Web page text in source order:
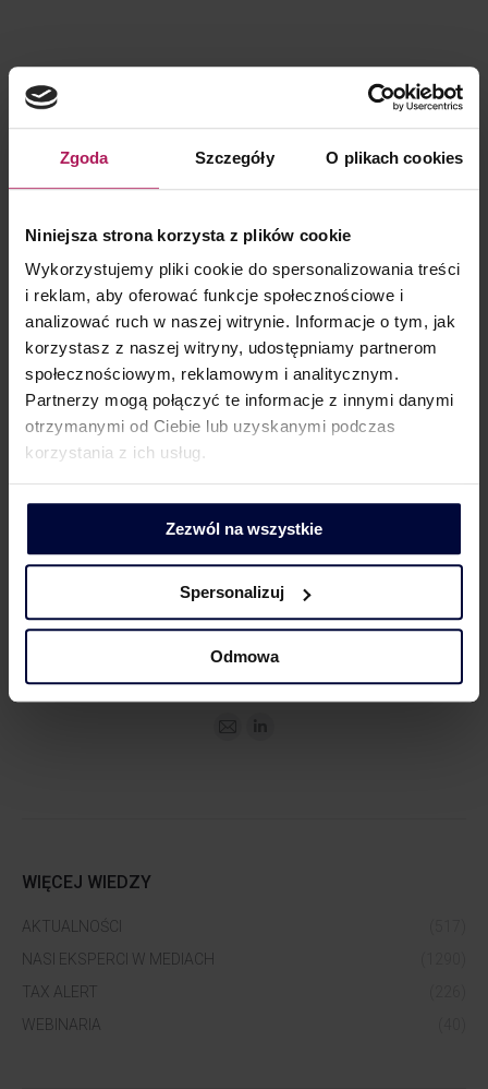
Zgoda Szczegóły O plikach cookies
Niniejsza strona korzysta z plików cookie
Wykorzystujemy pliki cookie do spersonalizowania treści
i reklam, aby oferować funkcje społecznościowe i
analizować ruch w naszej witrynie. Informacje o tym, jak
korzystasz z naszej witryny, udostępniamy partnerom
społecznościowym, reklamowym i analitycznym.
Partnerzy mogą połączyć te informacje z innymi danymi
otrzymanymi od Ciebie lub uzyskanymi podczas
korzystania z ich usług.
Zezwól na wszystkie
Spersonalizuj
Odmowa
KONTAKT DLA KLIENTÓW
Barbara Lenarcik
Partner | Rozwój biznesu, marketing i komunikacja
KONTAKT DLA MEDIÓW
Dorota Chruściel-Dziekańska
Lider Obszaru Komunikacji
+48 500 127 570
WIĘCEJ WIEDZY
AKTUALNOŚCI
NASI EKSPERCI W MEDIACH
TAX ALERT
WEBINARIA